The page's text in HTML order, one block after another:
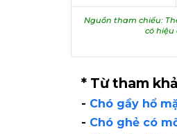
Nguồn tham chiếu:
có hiệu
* Từ tham
- Chó gầy hổ
- Chó ghẻ có